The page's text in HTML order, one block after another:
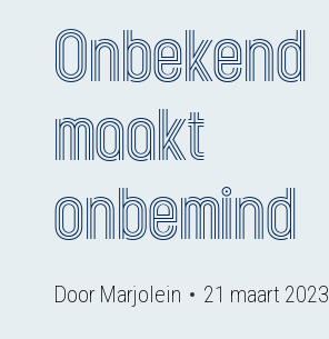
Onbekend
maakt
onbemind
Door Marjolein 21 maart 2023